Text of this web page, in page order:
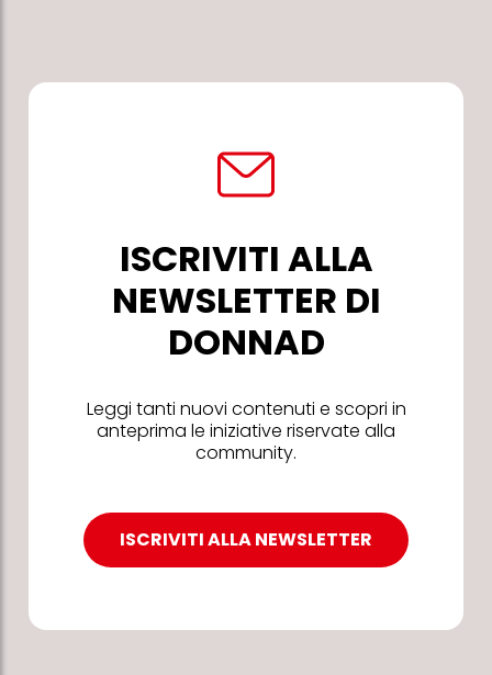
ISCRIVITI ALLA
NEWSLETTER DI
DONNAD
Leggi tanti nuovi contenuti e scopri in
anteprima le iniziative riservate alla
community.
ISCRIVITI ALLA NEWSLETTER